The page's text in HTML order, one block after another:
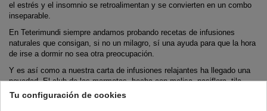
el estrés y el insomnio se retroalimentan y se convierten en un combo
inseparable.
En Teterimundi siempre andamos probando recetas de infusiones
naturales que consigan, si no un milagro, sí una ayuda para que la hora
de irse a dormir no sea otra preocupación.
Y es así como a nuestra carta de infusiones relajantes ha llegado una
novedad, El club de las marmotas, hecha con melisa, pasiflora, tila,
milenrama, honeybush, regaliz, almendra, malva y caramelo. Rica
elevada a infinito.
Tu configuración de cookies